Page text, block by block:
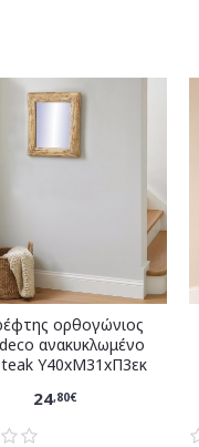
ορθογώνιος
ανακυκλωμένο
Υ40xM31xΠ3εκ
24,80€